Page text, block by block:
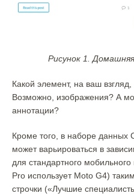
Рисунок 1.
Какой элемент, на ваш
Возможно, изображения? А
аннотации?
Кроме того, в наборе
может варьироваться в
для стандартного мобильного
Pro использует Moto G4)
строчки («Лучшие